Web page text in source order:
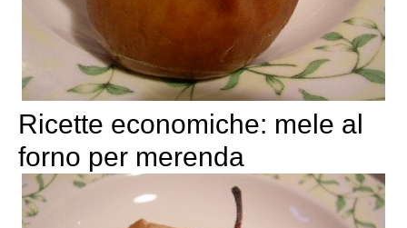
Ricette economiche: mele al
forno per merenda